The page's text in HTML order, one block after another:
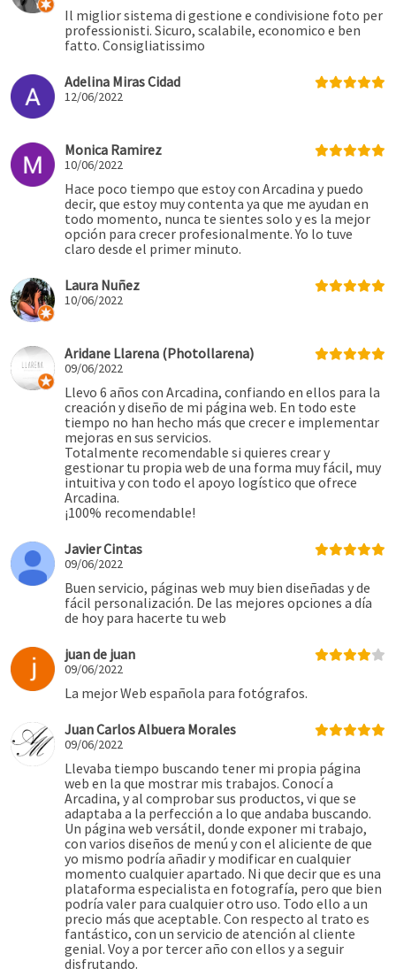
Il miglior sistema di gestione e condivisione foto per
professionisti. Sicuro, scalabile, economico e ben
fatto. Consigliatissimo
Adelina Miras Cidad
12/06/2022
Monica Ramirez
10/06/2022
Hace poco tiempo que estoy con Arcadina y puedo
decir, que estoy muy contenta ya que me ayudan en
todo momento, nunca te sientes solo y es la mejor
opción para crecer profesionalmente. Yo lo tuve
claro desde el primer minuto.
Laura Nuñez
10/06/2022
Aridane Llarena (Photollarena)
09/06/2022
Llevo 6 años con Arcadina, confiando en ellos para la
creación y diseño de mi página web. En todo este
tiempo no han hecho más que crecer e implementar
mejoras en sus servicios.
Totalmente recomendable si quieres crear y
gestionar tu propia web de una forma muy fácil, muy
intuitiva y con todo el apoyo logístico que ofrece
Arcadina.
¡100% recomendable!
Javier Cintas
09/06/2022
Buen servicio, páginas web muy bien diseñadas y de
fácil personalización. De las mejores opciones a día
de hoy para hacerte tu web
juan de juan
09/06/2022
La mejor Web española para fotógrafos.
Juan Carlos Albuera Morales
09/06/2022
Llevaba tiempo buscando tener mi propia página
web en la que mostrar mis trabajos. Conocí a
Arcadina, y al comprobar sus productos, vi que se
adaptaba a la perfección a lo que andaba buscando.
Un página web versátil, donde exponer mi trabajo,
con varios diseños de menú y con el aliciente de que
yo mismo podría añadir y modificar en cualquier
momento cualquier apartado. Ni que decir que es una
plataforma especialista en fotografía, pero que bien
podría valer para cualquier otro uso. Todo ello a un
precio más que aceptable. Con respecto al trato es
fantástico, con un servicio de atención al cliente
genial. Voy a por tercer año con ellos y a seguir
disfrutando.